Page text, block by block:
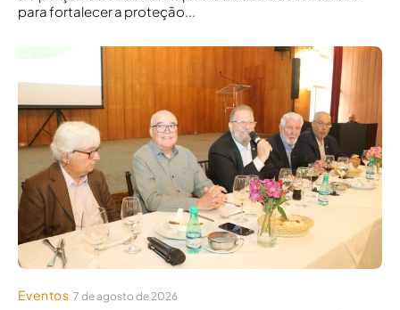
para fortalecer a proteção...
Eventos 7 de agosto de 2026